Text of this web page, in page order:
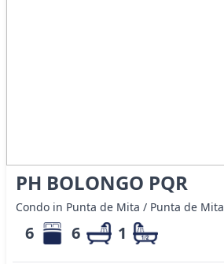
PH BOLONGO PQR
Condo in Punta de Mita / Punta de Mita
6 6 1